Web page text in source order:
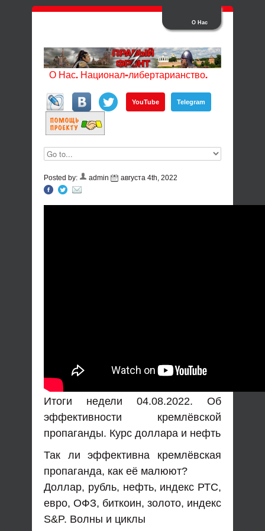
О Нас
О Нас. Национал-либертарианство.
YouTube Telegram
Posted by: admin августа 4th, 2022
Итоги недели 04.08.2022. Об
эффективности кремлёвской
пропаганды. Курс доллара и нефть
Так ли эффективна кремлёвская
пропаганда, как её малюют?
Доллар, рубль, нефть, индекс РТС,
евро, ОФЗ, биткоин, золото, индекс
S&P. Волны и циклы